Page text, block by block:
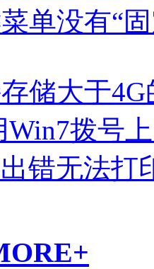
单没有“
储大于
拨号
错无法打